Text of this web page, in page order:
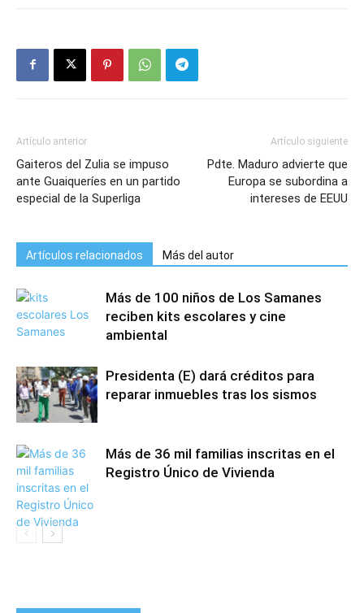
Artículo anterior
Gaiteros del Zulia se impuso
ante Guaiqueríes en un partido
especial de la Superliga
Artículo siguiente
Pdte. Maduro advierte que
Europa se subordina a
intereses de EEUU
Artículos relacionados Más del autor
Más de 100 niños de Los Samanes
reciben kits escolares y cine
ambiental
Presidenta (E) dará créditos para
reparar inmuebles tras los sismos
Más de 36 mil familias inscritas en el
Registro Único de Vivienda